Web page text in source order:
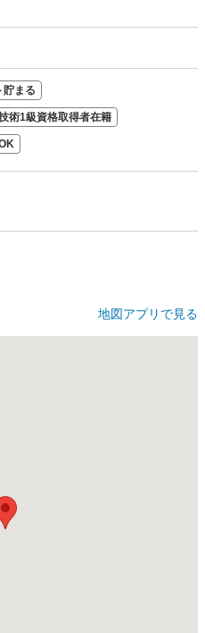
貯まる
術1級資格取得者在籍
地図アプリで見る